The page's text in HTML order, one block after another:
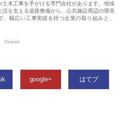
土木工事を手がける専門会社があります。地域
活を支える道路整備から、公共施設周辺の環境
、幅広い工事実績を持つ企業の取り組みと、
0views
google+ はてブ